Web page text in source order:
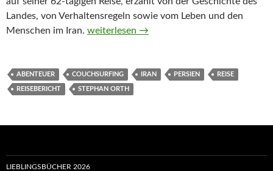
Landes, von Verhaltensregeln sowie vom Leben und den
Menschen im Iran. Couchsurfing im Iran von Stephan Orth
weiterlesen →
ABENTEUER COUCHSURFING IRAN PERSIEN REISE
REISEBERICHT STEPHAN ORTH
LIEBLINGSBÜCHER 2026